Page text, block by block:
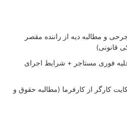
و مطالبه دیه از راننده مقصر
فوری مستاجر + شرایط اجرای
کارگر از کارفرما (مطالبه حقوق و